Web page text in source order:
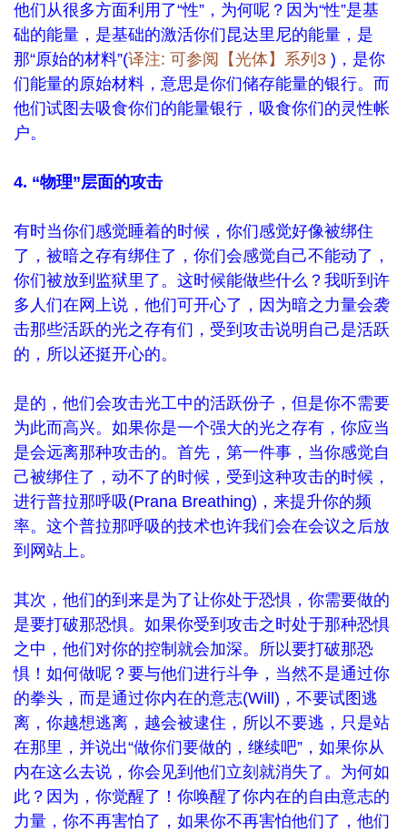
他们从很多方面利用了“性”，为何呢？因为“性”是基
础的能量，是基础的激活你们昆达里尼的能量，是
那“原始的材料”(译注: 可参阅 【光体】系列3 )，是你
们能量的原始材料，意思是你们储存能量的银行。而
他们试图去吸食你们的能量银行，吸食你们的灵性帐
户。
4. “物理”层面的攻击
有时当你们感觉睡着的时候，你们感觉好像被绑住
了，被暗之存有绑住了，你们会感觉自己不能动了，
你们被放到监狱里了。这时候能做些什么？我听到许
多人们在网上说，他们可开心了，因为暗之力量会袭
击那些活跃的光之存有们，受到攻击说明自己是活跃
的，所以还挺开心的。
是的，他们会攻击光工中的活跃份子，但是你不需要
为此而高兴。如果你是一个强大的光之存有，你应当
是会远离那种攻击的。首先，第一件事，当你感觉自
己被绑住了，动不了的时候，受到这种攻击的时候，
进行普拉那呼吸(Prana Breathing)，来提升你的频
率。这个普拉那呼吸的技术也许我们会在会议之后放
到网站上。
其次，他们的到来是为了让你处于恐惧，你需要做的
是要打破那恐惧。如果你受到攻击之时处于那种恐惧
之中，他们对你的控制就会加深。所以要打破那恐
惧！如何做呢？要与他们进行斗争，当然不是通过你
的拳头，而是通过你内在的意志(Will)，不要试图逃
离，你越想逃离，越会被逮住，所以不要逃，只是站
在那里，并说出“做你们要做的，继续吧”，如果你从
内在这么去说，你会见到他们立刻就消失了。为何如
此？因为，你觉醒了！你唤醒了你内在的自由意志的
力量，你不再害怕了，如果你不再害怕他们了，他们